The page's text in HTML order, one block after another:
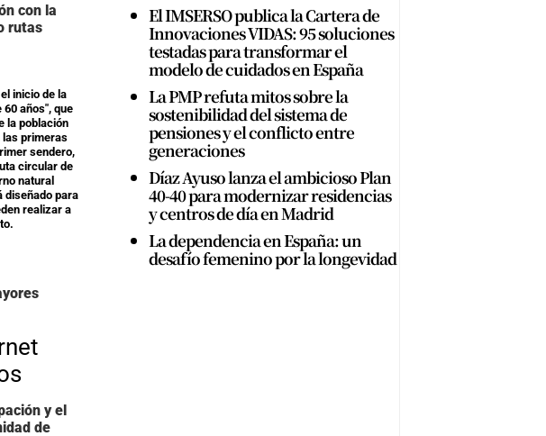
con la
rutas
inicio de la
años", que
la población
las primeras
sendero,
circular de
natural
diseñado para
realizar a
y el
de
El IMSERSO publica la Cartera de
Innovaciones VIDAS: 95 soluciones
testadas para transformar el
modelo de cuidados en España
La PMP refuta mitos sobre la
sostenibilidad del sistema de
pensiones y el conflicto entre
generaciones
Díaz Ayuso lanza el ambicioso Plan
40-40 para modernizar residencias
y centros de día en Madrid
La dependencia en España: un
desafío femenino por la longevidad